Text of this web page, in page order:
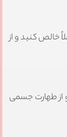
خالص کنید و از
از طهارت جسمی